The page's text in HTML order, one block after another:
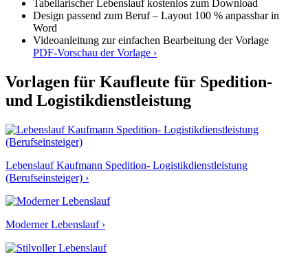
Tabellarischer Lebenslauf kostenlos zum Download
Design passend zum Beruf – Layout 100 % anpassbar in
Word
Videoanleitung zur einfachen Bearbeitung der Vorlage
PDF-Vorschau der Vorlage ›
Vorlagen für Kaufleute für Spedition-
und Logistikdienstleistung
Lebenslauf Kaufmann Spedition- Logistikdienstleistung
(Berufseinsteiger) ›
Moderner Lebenslauf ›